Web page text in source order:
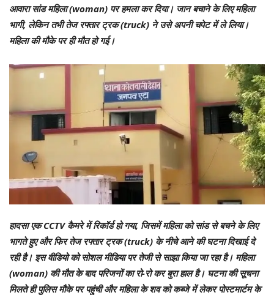
आवारा सांड महिला (woman) पर हमला कर दिया। जान बचाने के लिए महिला
भागी, लेकिन तभी तेज रफ्तार ट्रक (truck) ने उसे अपनी चपेट में ले लिया।
महिला की मौके पर ही मौत हो गई।
हादसा एक CCTV कैमरे में रिकॉर्ड हो गया, जिसमें महिला को सांड से बचने के लिए
भागते हुए और फिर तेज रफ्तार ट्रक (truck) के नीचे आने की घटना दिखाई दे
रही है। इस वीडियो को सोशल मीडिया पर तेजी से साझा किया जा रहा है। महिला
(woman) की मौत के बाद परिजनों का रो-रो कर बुरा हाल है। घटना की सूचना
मिलते ही पुलिस मौके पर पहुंची और महिला के शव को कब्जे में लेकर पोस्टमार्टम के